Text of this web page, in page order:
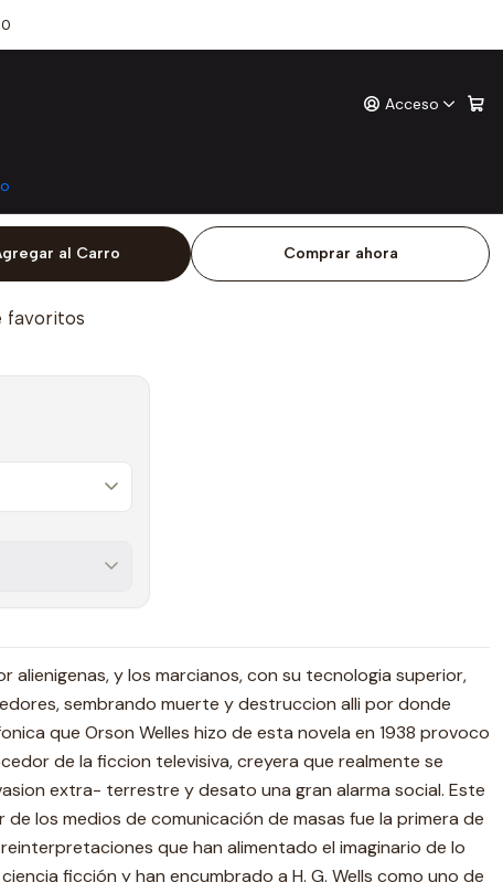
Acceso
(Alma)
Mundos (Alma)
al Carro Comprar ahora
favoritos
alienigenas, y los marcianos, con su tecnologia superior,
sembrando muerte y destruccion alli por donde
que Orson Welles hizo de esta novela en 1938 provoco
de la ficcion televisiva, creyera que realmente se
extra- terrestre y desato una gran alarma social. Este
los medios de comunicación de masas fue la primera de
que han alimentado el imaginario de lo
ficción y han encumbrado a H. G. Wells como uno de